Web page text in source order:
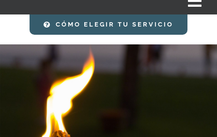
INICIO
SERVICIOS
DESCARGAS
CÓMO ELEGIR TU SERVICIO